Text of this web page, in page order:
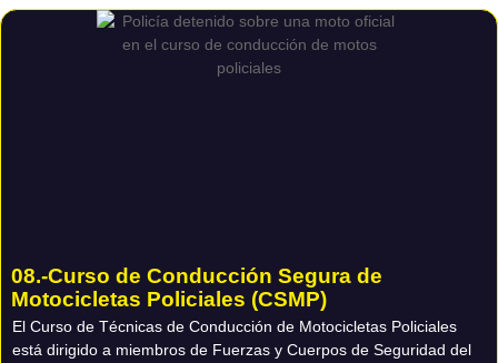
08.-Curso de Conducción Segura de
Motocicletas Policiales (CSMP)
El Curso de Técnicas de Conducción de Motocicletas Policiales
está dirigido a miembros de Fuerzas y Cuerpos de Seguridad del